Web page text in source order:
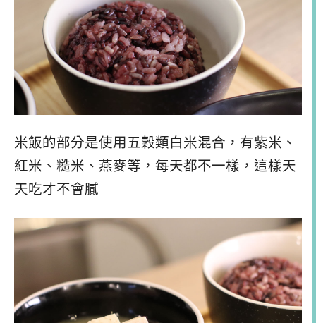
米飯的部分是使用五穀類白米混合，有紫米、
紅米、糙米、燕麥等，每天都不一樣，這樣天
天吃才不會膩